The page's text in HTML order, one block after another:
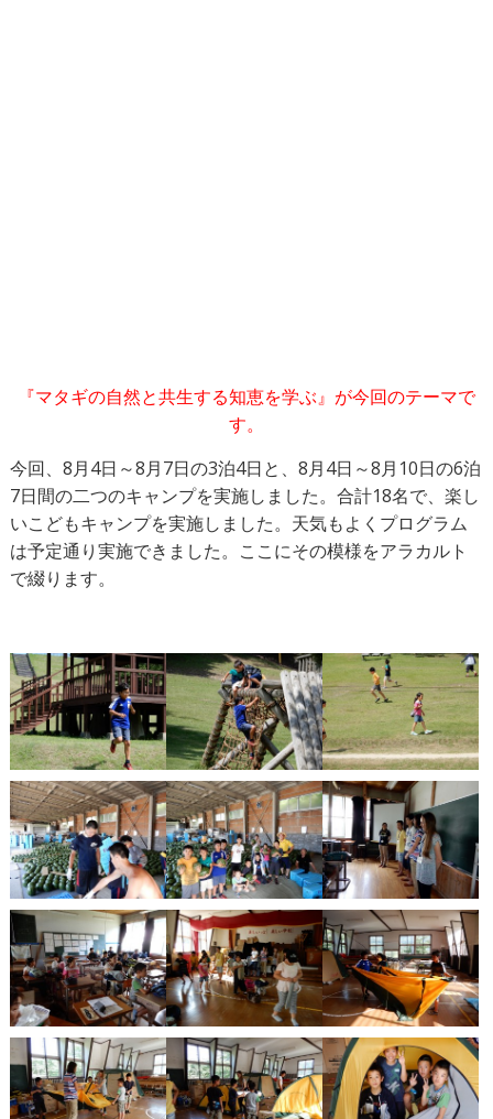
『マタギの自然と共生する知恵を学ぶ』が今回のテーマで
す。
今回、8月4日～8月7日の3泊4日と、8月4日～8月10日の6泊
7日間の二つのキャンプを実施しました。合計18名で、楽し
いこどもキャンプを実施しました。天気もよくプログラム
は予定通り実施できました。ここにその模様をアラカルト
で綴ります。